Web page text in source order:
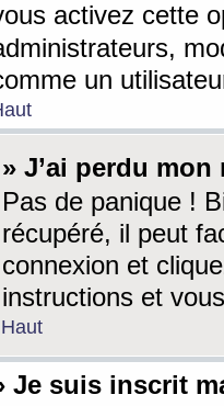
activez cette
un
» J’ai perdu
Pas de panique !
récupéré, il peut
connexion et
instructions et
Haut
Je suis inscrit